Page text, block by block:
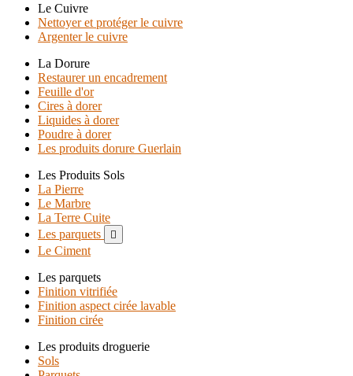
Le Cuivre
Nettoyer et protéger le cuivre
Argenter le cuivre
La Dorure
Restaurer un encadrement
Feuille d'or
Cires à dorer
Liquides à dorer
Poudre à dorer
Les produits dorure Guerlain
Les Produits Sols
La Pierre
Le Marbre
La Terre Cuite
Les parquets

Le Ciment
Les parquets
Finition vitrifiée
Finition aspect cirée lavable
Finition cirée
Les produits droguerie
Sols